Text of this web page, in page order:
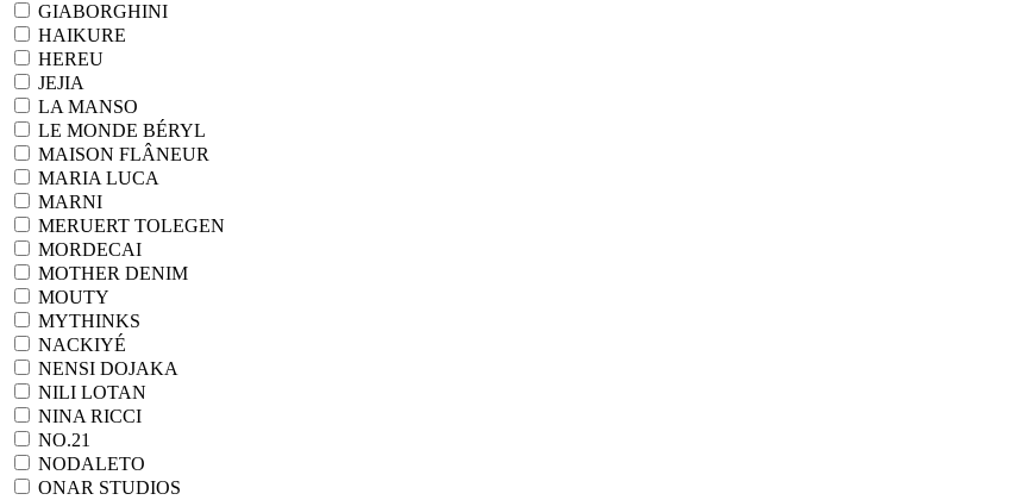
GIABORGHINI
HAIKURE
HEREU
JEJIA
LA MANSO
LE MONDE BÉRYL
MAISON FLÂNEUR
MARIA LUCA
MARNI
MERUERT TOLEGEN
MORDECAI
MOTHER DENIM
MOUTY
MYTHINKS
NACKIYÉ
NENSI DOJAKA
NILI LOTAN
NINA RICCI
NO.21
NODALETO
ONAR STUDIOS